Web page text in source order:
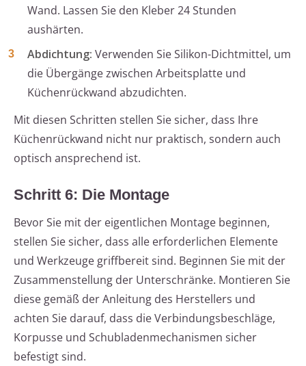
Wand. Lassen Sie den Kleber 24 Stunden
aushärten.
Abdichtung: Verwenden Sie Silikon-Dichtmittel, um
die Übergänge zwischen Arbeitsplatte und
Küchenrückwand abzudichten.
Mit diesen Schritten stellen Sie sicher, dass Ihre
Küchenrückwand nicht nur praktisch, sondern auch
optisch ansprechend ist.
Schritt 6: Die Montage
Bevor Sie mit der eigentlichen Montage beginnen,
stellen Sie sicher, dass alle erforderlichen Elemente
und Werkzeuge griffbereit sind. Beginnen Sie mit der
Zusammenstellung der Unterschränke. Montieren Sie
diese gemäß der Anleitung des Herstellers und
achten Sie darauf, dass die Verbindungsbeschläge,
Korpusse und Schubladenmechanismen sicher
befestigt sind.